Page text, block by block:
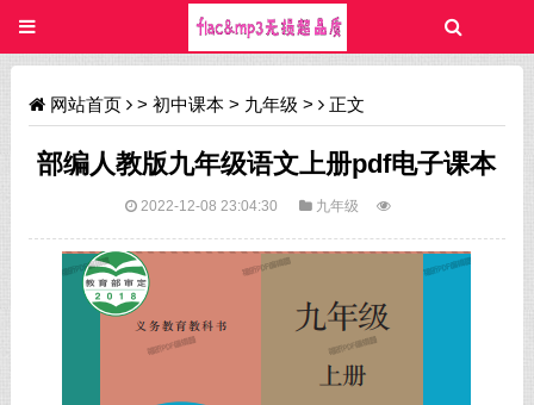
网站首页 > 初中课本> 九年级 > 正文
部编人教版九年级语文上册pdf电子课本
2022-12-08 23:04:30 九年级